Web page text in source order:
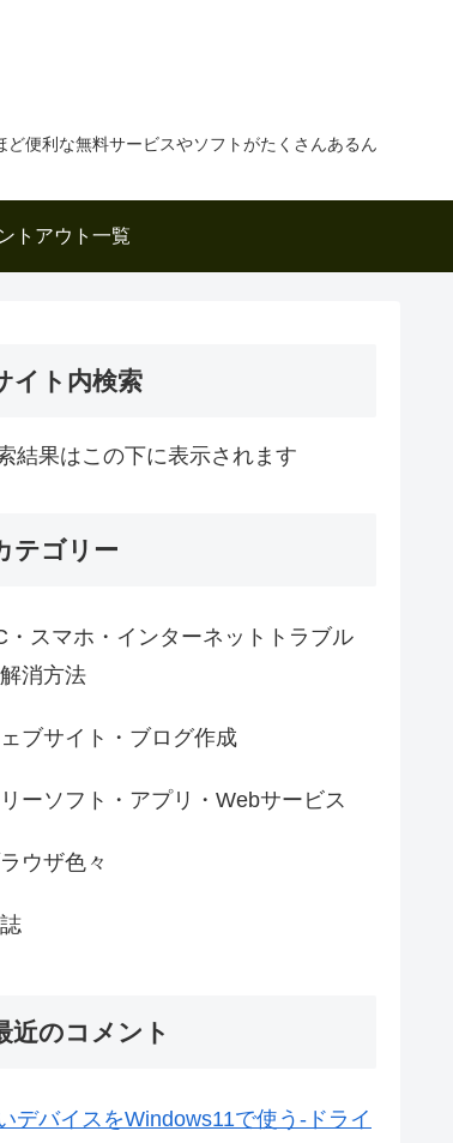
便利な無料サービスやソフトがたくさんあるん
トアウト一覧
イト内検索
結果はこの下に表示されます
テゴリー
・スマホ・インターネットトラブル
消方法
ブサイト・ブログ作成
ーソフト・アプリ・Webサービス
ウザ色々
近のコメント
デバイスをWindows11で使う-ドライ